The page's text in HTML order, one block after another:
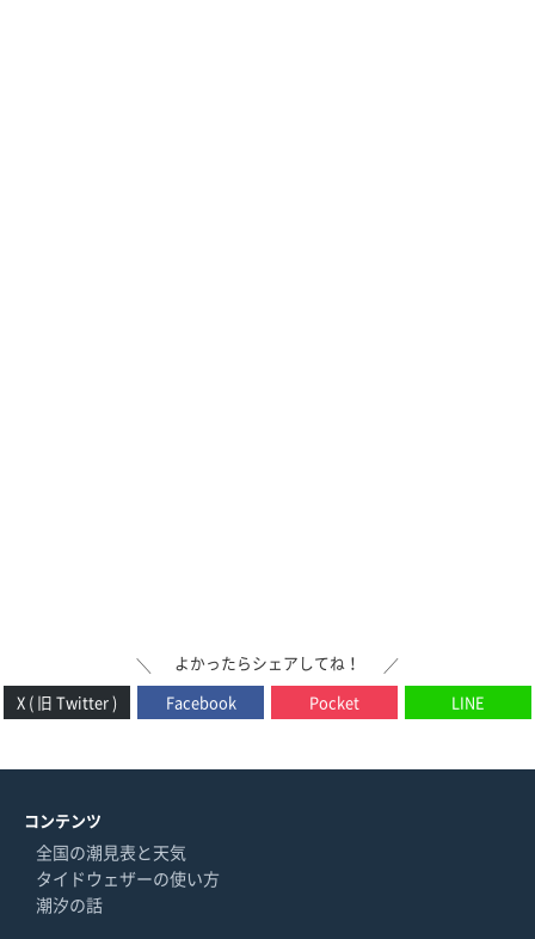
＼ よかったらシェアしてね！
／
X ( 旧 Twitter )
Facebook Pocket LINE
コンテンツ
全国の潮見表と天気
タイドウェザーの使い方
潮汐の話